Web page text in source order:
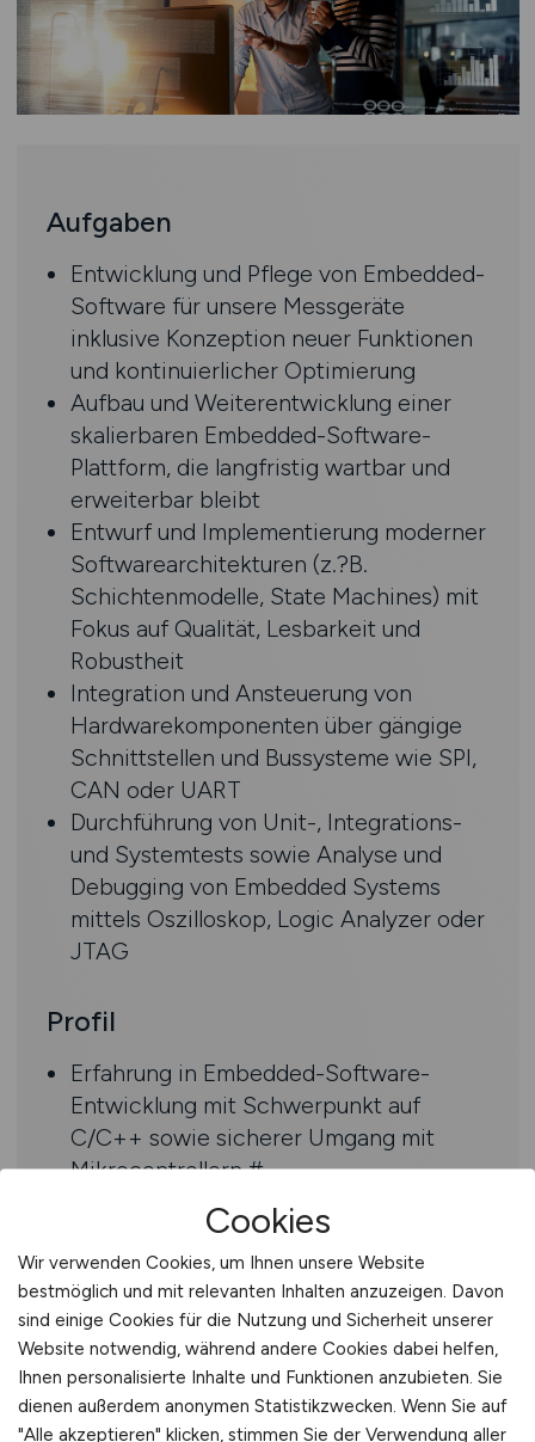
Aufgaben
Entwicklung und Pflege von Embedded-
Software für unsere Messgeräte
inklusive Konzeption neuer Funktionen
und kontinuierlicher Optimierung
Aufbau und Weiterentwicklung einer
skalierbaren Embedded-Software-
Plattform, die langfristig wartbar und
erweiterbar bleibt
Entwurf und Implementierung moderner
Softwarearchitekturen (z.?B.
Schichtenmodelle, State Machines) mit
Fokus auf Qualität, Lesbarkeit und
Robustheit
Integration und Ansteuerung von
Hardwarekomponenten über gängige
Schnittstellen und Bussysteme wie SPI,
CAN oder UART
Durchführung von Unit-, Integrations-
und Systemtests sowie Analyse und
Debugging von Embedded Systems
mittels Oszilloskop, Logic Analyzer oder
JTAG
Profil
Erfahrung in Embedded-Software-
Entwicklung mit Schwerpunkt auf
C/C++ sowie sicherer Umgang mit
Mikrocontrollern #
Gute Kenntnisse in
Echtzeitbetriebssystemen wie
FreeRTOS oder ThreadX und im Entwurf
sauberer Softwarearchitekturen
Routine im Debugging und in der
Fehlersuche mit Tools wie JTAG, Logic
Analyzer
Sehr gute Deutsch- und
Cookies
Wir verwenden Cookies, um Ihnen unsere Website
bestmöglich und mit relevanten Inhalten anzuzeigen. Davon
sind einige Cookies für die Nutzung und Sicherheit unserer
Website notwendig, während andere Cookies dabei helfen,
Ihnen personalisierte Inhalte und Funktionen anzubieten. Sie
dienen außerdem anonymen Statistikzwecken. Wenn Sie auf
"Alle akzeptieren" klicken, stimmen Sie der Verwendung aller